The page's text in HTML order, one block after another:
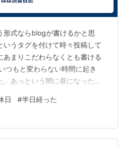
形式ならblogが書けるかと思
いうタグを付けて時々投稿して
あまりこだわらなくとも書ける
つもと変わらない時間に起き
あっという間に昼になった。
ょっとした週明けの段取りが
まった。 日程調整、新しいツ
と思ったが、止める。アカウン
いと難しい。個人アカウントに
日 #半日経った